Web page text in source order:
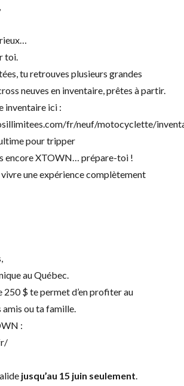
toi.
tu retrouves plusieurs grandes
neuves en inventaire, prêtes à partir.
inventaire ici :
fr/neuf/motocyclette/
pour tripper
encore XTOWN… prépare-toi !
vivre une expérience complètement
au Québec.
250 $ te permet d’en profiter au
ou ta famille.
:
jusqu’au 15 juin seulement.